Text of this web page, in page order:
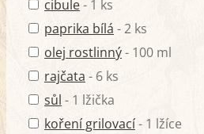
cibule- 1 ks
paprika bílá - 2 ks
olej rostlinný- 100 ml
rajčata - 6 ks
sůl - 1 lžička
koření grilovací- 1 lžíce